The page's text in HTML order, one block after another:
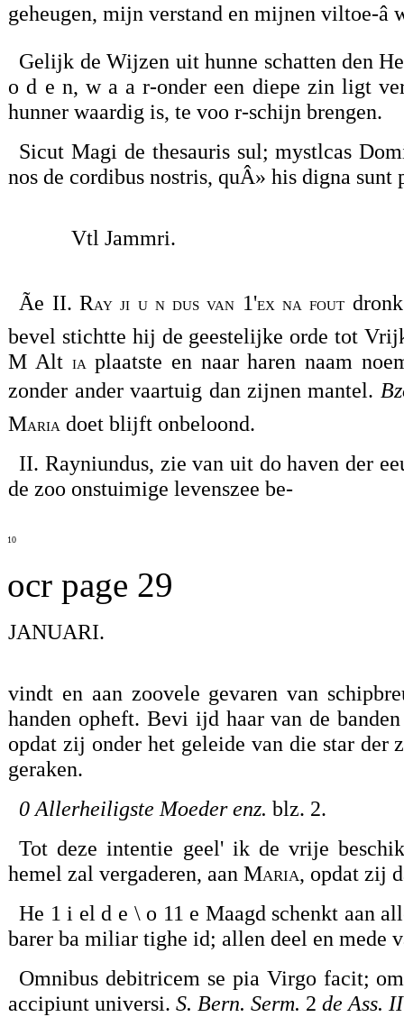
geheugen, mijn verstand en mijnen viltoe-â
Gelijk de Wijzen uit hunne schatten den
o d e n, w a a r-onder een diepe zin ligt
hunner waardig is, te voo r-schijn brengen.
Sicut Magi de thesauris sul; mystlcas
nos de cordibus nostris, quÂ» his digna sunt
Vtl Jammri.
Ãe II. Ray ji u n dus van 1'ex na fout
bevel stichtte hij de geestelijke orde tot
M Alt iaplaatste en naar haren naam
zonder ander vaartuig dan zijnen mantel.
Maria doet blijft onbeloond.
II. Rayniundus, zie van uit do haven der
de zoo onstuimige levenszee be-
10
ocr page 29
JANUARI.
vindt en aan zoovele gevaren van
handen opheft. Bevi ijd haar van de
opdat zij onder het geleide van die star der
geraken.
0 Allerheiligste Moeder enz. blz. 2.
Tot deze intentie geel' ik de vrije
hemel zal vergaderen, aan Maria, opdat zij
He 1 i el d e \ o 11 e Maagd schenkt aan
barer ba miliar tighe id; allen deel en mede
Omnibus debitricem se pia Virgo facit;
accipiunt universi. S. Bern. Serm. 2 de Ass.